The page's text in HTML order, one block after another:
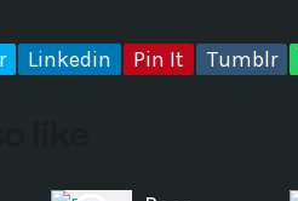
Linkedin Pin It Tumblr